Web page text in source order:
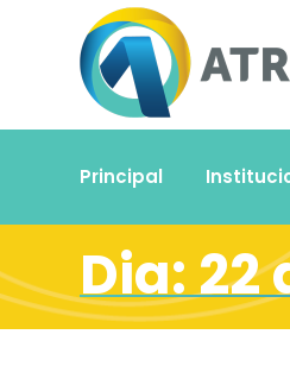
Principal
Dia:22